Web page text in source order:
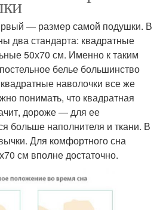
— размер самой подушки. В
два стандарта: квадратные
50х70 см. Именно к таким
белье большинство
наволочки все же
понимать, что квадратная
дороже — для ее
больше наполнителя и ткани. В
Для комфортного сна
см вполне достаточно.